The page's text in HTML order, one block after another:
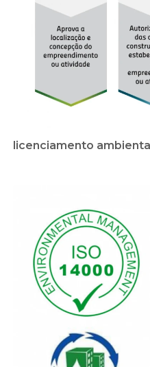
licenciamento